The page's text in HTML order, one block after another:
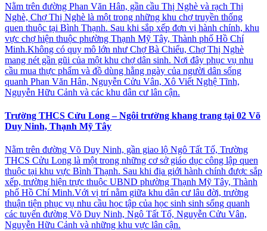
Nằm trên đường Phan Văn Hân, gần cầu Thị Nghè và rạch Thị
Nghè, Chợ Thị Nghè là một trong những khu chợ truyền thống
quen thuộc tại Bình Thạnh. Sau khi sắp xếp đơn vị hành chính, khu
vực chợ hiện thuộc phường Thạnh Mỹ Tây, Thành phố Hồ Chí
Minh.Không có quy mô lớn như Chợ Bà Chiểu, Chợ Thị Nghè
mang nét gần gũi của một khu chợ dân sinh. Nơi đây phục vụ nhu
cầu mua thực phẩm và đồ dùng hằng ngày của người dân sống
quanh Phan Văn Hân, Nguyễn Cửu Vân, Xô Viết Nghệ Tĩnh,
Nguyễn Hữu Cảnh và các khu dân cư lân cận.
Trường THCS Cửu Long – Ngôi trường khang trang tại 02 Võ
Duy Ninh, Thạnh Mỹ Tây
Nằm trên đường Võ Duy Ninh, gần giao lộ Ngô Tất Tố, Trường
THCS Cửu Long là một trong những cơ sở giáo dục công lập quen
thuộc tại khu vực Bình Thạnh. Sau khi địa giới hành chính được sắp
xếp, trường hiện trực thuộc UBND phường Thạnh Mỹ Tây, Thành
phố Hồ Chí Minh.Với vị trí nằm giữa khu dân cư lâu đời, trường
thuận tiện phục vụ nhu cầu học tập của học sinh sinh sống quanh
các tuyến đường Võ Duy Ninh, Ngô Tất Tố, Nguyễn Cửu Vân,
Nguyễn Hữu Cảnh và những khu vực lân cận.